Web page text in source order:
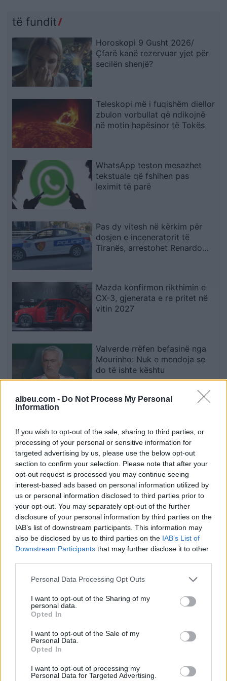
albeu.com - Do Not Process My Personal
Information
If you wish to opt-out of the sale, sharing to third parties, or
processing of your personal or sensitive information for
targeted advertising by us, please use the below opt-out
section to confirm your selection. Please note that after your
opt-out request is processed you may continue seeing
interest-based ads based on personal information utilized by
us or personal information disclosed to third parties prior to
your opt-out. You may separately opt-out of the further
disclosure of your personal information by third parties on the
IAB’s list of downstream participants. This information may
also be disclosed by us to third parties on the IAB’s List of
Downstream Participants that may further disclose it to other
Personal Data Processing Opt Outs
I want to opt-out of the Sharing of my
personal data.
Opted In
I want to opt-out of the Sale of my
Personal Data.
Opted In
I want to opt-out of processing my
Personal Data for Targeted Advertising.
të fundit
Horoskopi 9 Gusht 2026/
Çfarë kanë rezervuar yjet për
secilën shenjë?
Teleskopi më i fuqishëm diellor
zbulon vorbullat që ndikojnë
në motin hapësinor të Tokës
WhatsApp teston mesazhet
tekstuale që fshihen pas
leximit të parë
Pas dy vitesh në kërkim për
dosjen e inceneratorit të
Tiranës, arrestohet Renardo
Mazda konfirmon rikthimin e
CX-3, gjenerata e re pritet në
vitin 2027
Valverde rrëfen befasinë nga
Mourinho: Nuk e mendoja se
do të ishte kështu
dhe flakët u përhapën drejt
malit
Esim for Global
Esim for USA|Esim for Italy| Esim for Spain|Esim